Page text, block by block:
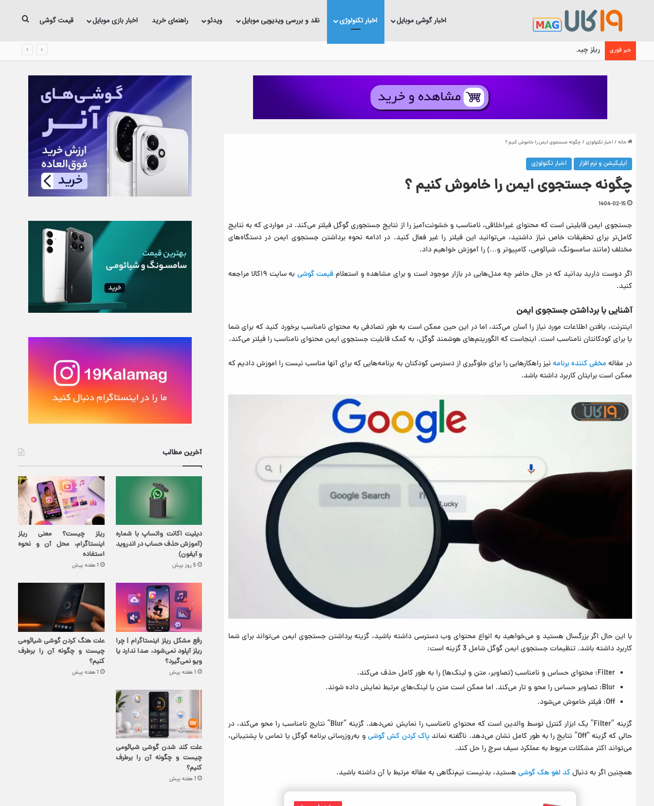
اخبار گوشی موبایل اخبار تکنولوژی نقد و بررسی ویدیویی موبایل ویدئو راهنمای خرید اخبار بازی موبایل قیمت گوشی
خبر فوری ریلز چیست؟ معنی ریلز اینستاگرام، محل آن و نحوه استفاده
خانه / اخبار تکنولوژی / چگونه جستجوی ایمن را خاموش کنیم ؟
اپلیکیشن و نرم افزار اخبار تکنولوژی
چگونه جستجوی ایمن را خاموش کنیم ؟
1404-02-15
جستجوی ایمن قابلیتی است که محتوای غیراخلاقی، نامناسب و خشونت‌آمیز را از نتایج جستجوری گوگل فیلتر می‌کند. در مواردی که به نتایج
کامل‌تر برای تحقیقات خاص نیاز داشتید، می‌توانید این فیلتر را غیر فعال کنید. در ادامه نحوه برداشتن جستجوی ایمن در دستگاه‌های
مختلف (مانند سامسونگ، شیائومی، کامپیوتر و…) را آموزش خواهیم داد.
اگر دوست دارید بدانید که در حال حاضر چه مدل‌هایی در بازار موجود است و برای مشاهده و استعلام قیمت گوشی
به سایت ۱۹کالا مراجعه
کنید.
آشنایی با برداشتن جستجوی ایمن
اینترنت، یافتن اطلاعات مورد نیاز را آسان می‌کند، اما در این حین ممکن است به طور تصادفی به محتوای نامناسب برخورد کنید که برای شما
یا برای کودکانتان نامناسب است. اینجاست که الگوریتم‌های هوشمند گوگل، به کمک قابلیت جستجوی ایمن محتوای نامناسب را فیلتر می‌کند.
در مقاله مخفی کننده برنامهنیز راهکارهایی را برای جلوگیری از دسترسی کودکتان به برنامه‌هایی که برای آنها مناسب نیست را اموزش دادیم که
ممکن است برایتان کاربرد داشته باشد.
با این حال اگر بزرگسال هستید و می‌خواهید به انواع محتوای وب دسترسی داشته باشید، گزینه برداشتن جستجوی ایمن می‌تواند برای شما
کاربرد داشته باشد. تنظیمات جستجوی ایمن گوگل شامل 3 گزینه است:
Filter: محتوای حساس و نامناسب (تصاویر، متن و لینک‌ها) را به طور کامل حذف می‌کند.
Blur: تصاویر حساس را محو و تار می‌کند. اما ممکن است متن یا لینک‌های مرتبط نمایش داده شوند.
Off: فیلتر خاموش می‌شود.
گزینه “Filter” یک ابزار کنترل توسط والدین است که محتوای نامناسب را نمایش نمی‌دهد. گزینه “Blur” نتایج نامناسب را محو می‌کند، در
حالی که گزینه “Off” نتایج را به طور کامل نشان می‌دهد. ناگفته نماند
پاک کردن کش گوشیو به‌روزرسانی برنامه گوگل یا تماس با پشتیبانی،
می‌تواند اکثر مشکلات مربوط به عملکرد سیف سرچ را حل کند.
همچنین اگر به دنبالکد لغو هک گوشی هستید، بدنیست نیم‌نگاهی به مقاله مرتبط با آن داشته باشید.
آخرین مطالب
دیلیت اکانت واتساپ با شماره
(آموزش حذف حساب در اندروید
و آیفون)
5 روز پیش
ریلز چیست؟ معنی ریلز
اینستاگرام، محل آن و نحوه
استفاده
1 هفته پیش
رفع مشکل ریلز اینستاگرام | چرا
ریلز آپلود نمی‌شود، صدا ندارد یا
ویو نمی‌گیرد؟
1 هفته پیش
علت هنگ کردن گوشی شیائومی
چیست و چگونه آن را برطرف
کنیم؟
1 هفته پیش
علت کند شدن گوشی شیائومی
چیست و چگونه آن را برطرف
کنیم؟
1 هفته پیش